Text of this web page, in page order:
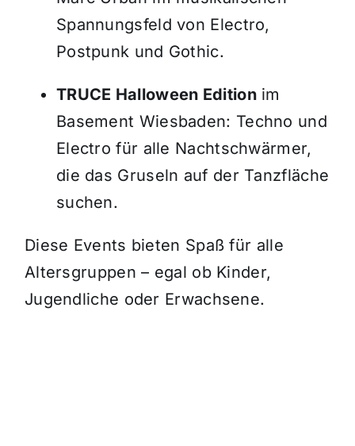
Spannungsfeld von Electro,
Postpunk und Gothic.
TRUCE Halloween Editionim
Basement Wiesbaden: Techno und
Electro für alle Nachtschwärmer,
die das Gruseln auf der Tanzfläche
suchen.
Diese Events bieten Spaß für alle
Altersgruppen – egal ob Kinder,
Jugendliche oder Erwachsene.